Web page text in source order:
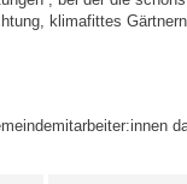
klimafittes